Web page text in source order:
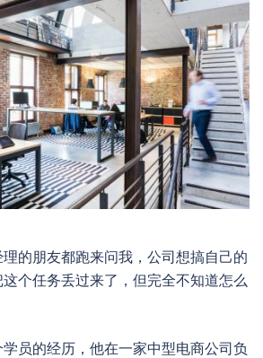
的朋友都跑来问我，公司想搞自己的
个任务丢过来了，但完全不知道怎么
员的经历，他在一家中型电商公司负